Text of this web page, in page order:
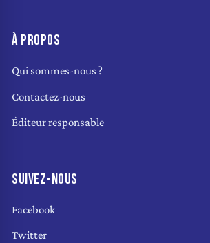
À PROPOS
Qui sommes-nous ?
Contactez-nous
Éditeur responsable
SUIVEZ-NOUS
Facebook
Twitter